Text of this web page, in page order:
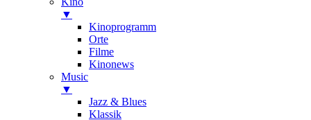
▼
Kinoprogramm
Orte
Filme
Kinonews
Music
▼
Jazz & Blues
Klassik